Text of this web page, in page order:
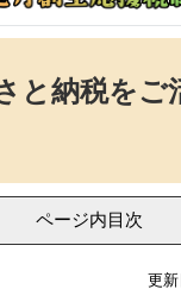
と納税をご
ページ内目次
更